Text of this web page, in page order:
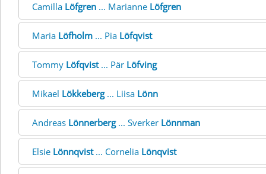
Camilla Löfgren ... Marianne Löfgren
Maria Löfholm ... Pia Löfqvist
Tommy Löfqvist... Pär Löfving
Mikael Lökkeberg... Liisa Lönn
Andreas Lönnerberg... Sverker Lönnman
Elsie Lönnqvist... Cornelia Lönqvist